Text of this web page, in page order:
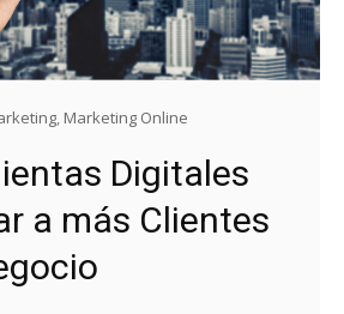
, Marketing Online
Digitales
a más Clientes